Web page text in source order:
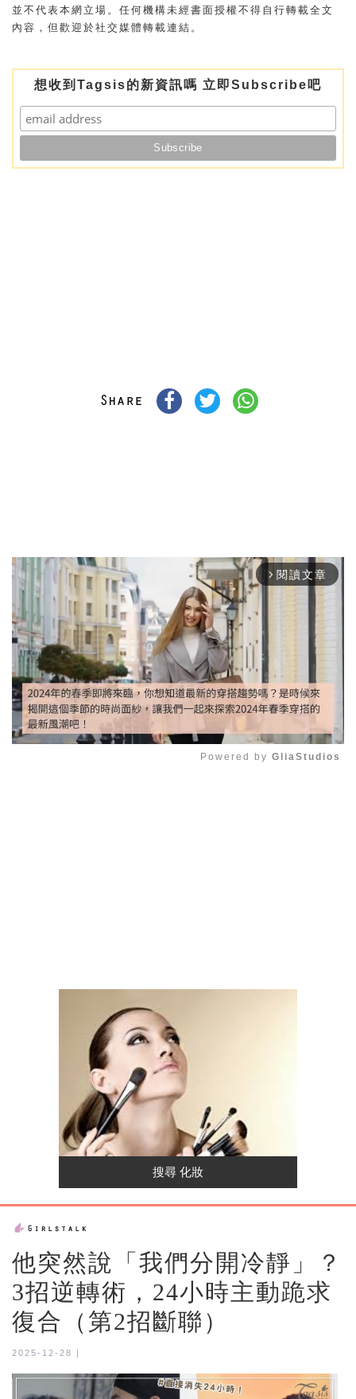
並不代表本網立場。任何機構未經書面授權不得自行轉載全文
內容，但歡迎於社交媒體轉載連結。
想收到Tagsis的新資訊嗎 立即Subscribe吧
arrow_forward_ios 閱讀文章
Powered by GliaStudios
他突然說「我們分開冷靜」？
3招逆轉術，24小時主動跪求
復合（第2招斷聯）
2025-12-28 |